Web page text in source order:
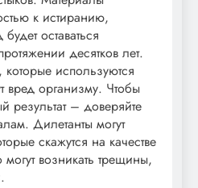
к истиранию,
оставаться
десятков лет.
используются
вред организму. Чтобы
результат – доверяйте
Дилетанты могут
скажутся на качестве
могут возникать трещины,